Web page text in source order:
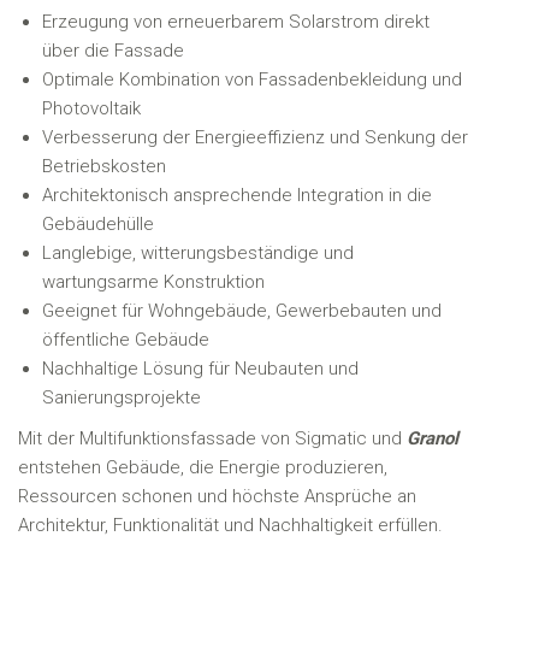
Erzeugung von erneuerbarem Solarstrom direkt
über die Fassade
Optimale Kombination von Fassadenbekleidung und
Photovoltaik
Verbesserung der Energieeffizienz und Senkung der
Betriebskosten
Architektonisch ansprechende Integration in die
Gebäudehülle
Langlebige, witterungsbeständige und
wartungsarme Konstruktion
Geeignet für Wohngebäude, Gewerbebauten und
öffentliche Gebäude
Nachhaltige Lösung für Neubauten und
Sanierungsprojekte
Mit der Multifunktionsfassade von Sigmatic und Granol
entstehen Gebäude, die Energie produzieren,
Ressourcen schonen und höchste Ansprüche an
Architektur, Funktionalität und Nachhaltigkeit erfüllen.